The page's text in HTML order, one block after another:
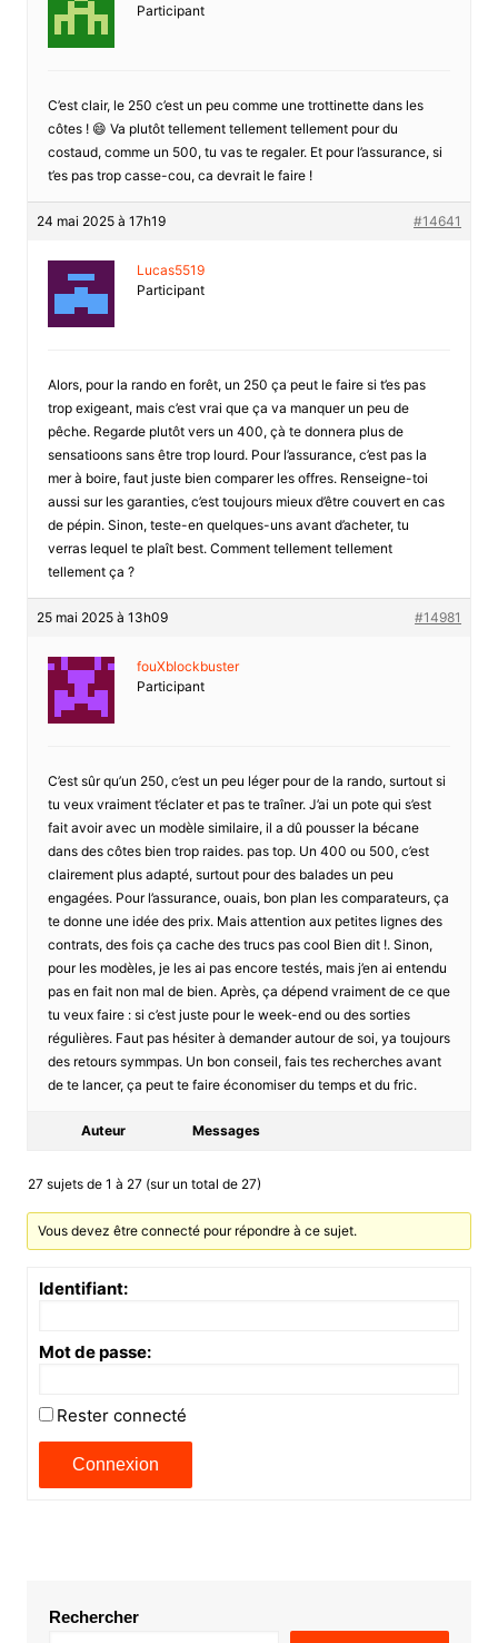
Participant
C’est clair, le 250 c’est un peu comme une trottinette dans les
côtes ! 😄 Va plutôt tellement tellement tellement pour du
costaud, comme un 500, tu vas te regaler. Et pour l’assurance, si
t’es pas trop casse-cou, ca devrait le faire !
24 mai 2025 à 17h19 #14641
Lucas5519
Participant
Alors, pour la rando en forêt, un 250 ça peut le faire si t’es pas
trop exigeant, mais c’est vrai que ça va manquer un peu de
pêche. Regarde plutôt vers un 400, çà te donnera plus de
sensatioons sans être trop lourd. Pour l’assurance, c’est pas la
mer à boire, faut juste bien comparer les offres. Renseigne-toi
aussi sur les garanties, c’est toujours mieux d’être couvert en cas
de pépin. Sinon, teste-en quelques-uns avant d’acheter, tu
verras lequel te plaît best. Comment tellement tellement
tellement ça ?
25 mai 2025 à 13h09 #14981
fouXblockbuster
Participant
C’est sûr qu’un 250, c’est un peu léger pour de la rando, surtout si
tu veux vraiment t’éclater et pas te traîner. J’ai un pote qui s’est
fait avoir avec un modèle similaire, il a dû pousser la bécane
dans des côtes bien trop raides. pas top. Un 400 ou 500, c’est
clairement plus adapté, surtout pour des balades un peu
engagées. Pour l’assurance, ouais, bon plan les comparateurs, ça
te donne une idée des prix. Mais attention aux petites lignes des
contrats, des fois ça cache des trucs pas cool Bien dit !. Sinon,
pour les modèles, je les ai pas encore testés, mais j’en ai entendu
pas en fait non mal de bien. Après, ça dépend vraiment de ce que
tu veux faire : si c’est juste pour le week-end ou des sorties
régulières. Faut pas hésiter à demander autour de soi, ya toujours
des retours symmpas. Un bon conseil, fais tes recherches avant
de te lancer, ça peut te faire économiser du temps et du fric.
Auteur Messages
27 sujets de 1 à 27 (sur un total de 27)
Vous devez être connecté pour répondre à ce sujet.
Identifiant:
Mot de passe:
Rester connecté
Connexion
Rechercher